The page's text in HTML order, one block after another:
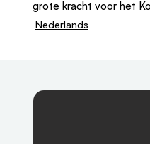
grote kracht voor het
Nederlands